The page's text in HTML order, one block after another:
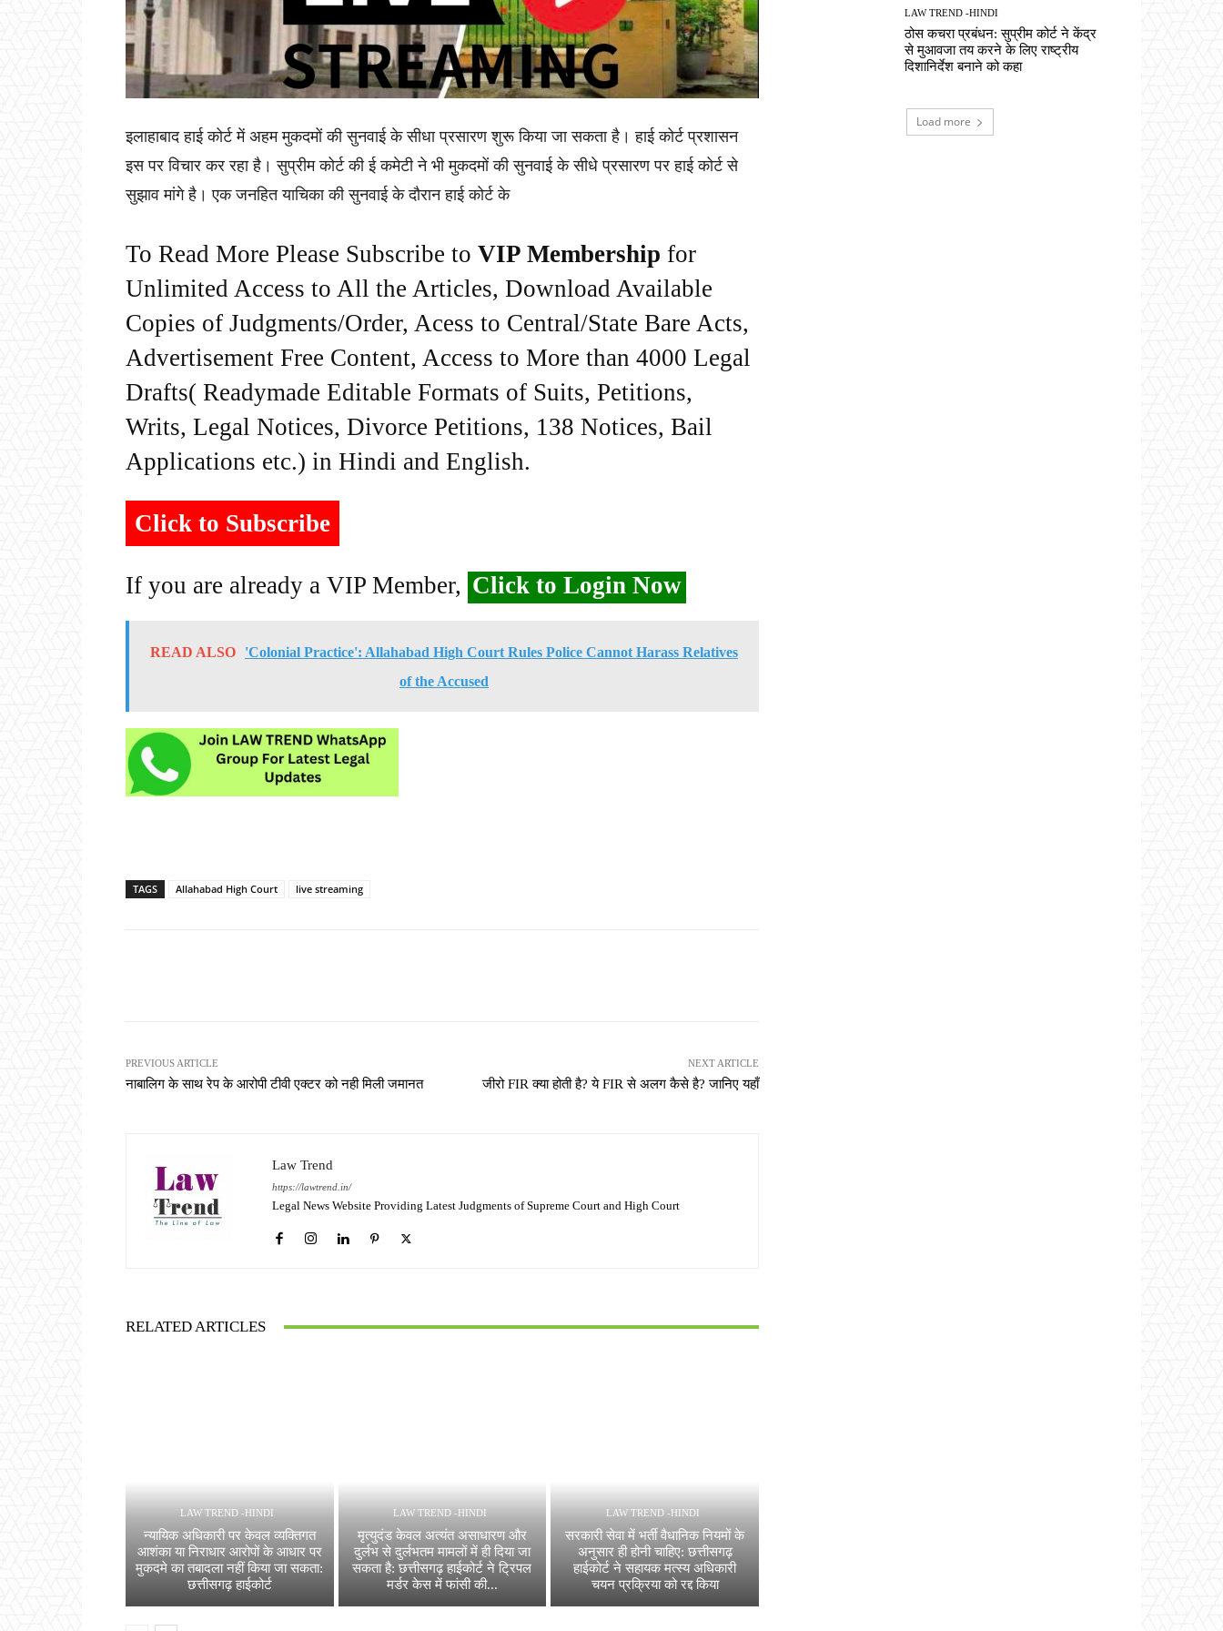
इलाहाबाद हाई कोर्ट में अहम मुकदमों की सुनवाई के सीधा प्रसारण शुरू किया जा सकता है। हाई कोर्ट प्रशासन
इस पर विचार कर रहा है। सुप्रीम कोर्ट की ई कमेटी ने भी मुकदमों की सुनवाई के सीधे प्रसारण पर हाई कोर्ट से
सुझाव मांगे है। एक जनहित याचिका की सुनवाई के दौरान हाई कोर्ट के
To Read More Please Subscribe to VIP Membership for
Unlimited Access to All the Articles, Download Available
Copies of Judgments/Order, Acess to Central/State Bare Acts,
Advertisement Free Content, Access to More than 4000 Legal
Drafts( Readymade Editable Formats of Suits, Petitions,
Writs, Legal Notices, Divorce Petitions, 138 Notices, Bail
Applications etc.) in Hindi and English.
Click to Subscribe
If you are already a VIP Member, Click to Login Now
READ ALSO
'Colonial Practice': Allahabad High Court Rules Police Cannot Harass Relatives
of the Accused
TAGS Allahabad High Court live streaming
PREVIOUS ARTICLE
नाबालिग के साथ रेप के आरोपी टीवी एक्टर को नही मिली जमानत
NEXT ARTICLE
जीरो FIR क्या होती है? ये FIR से अलग कैसे है? जानिए यहाँ
Law Trend
https://lawtrend.in/
Legal News Website Providing Latest Judgments of Supreme Court and High Court
RELATED ARTICLES
LAW TREND -HINDI
न्यायिक अधिकारी पर केवल व्यक्तिगत
आशंका या निराधार आरोपों के आधार पर
मुकदमे का तबादला नहीं किया जा सकता:
छत्तीसगढ़ हाईकोर्ट
LAW TREND -HINDI
मृत्युदंड केवल अत्यंत असाधारण और
दुर्लभ से दुर्लभतम मामलों में ही दिया जा
सकता है: छत्तीसगढ़ हाईकोर्ट ने ट्रिपल
मर्डर केस में फांसी की...
LAW TREND -HINDI
सरकारी सेवा में भर्ती वैधानिक नियमों के
अनुसार ही होनी चाहिए: छत्तीसगढ़
हाईकोर्ट ने सहायक मत्स्य अधिकारी
चयन प्रक्रिया को रद्द किया
LAW TREND -HINDI
ठोस कचरा प्रबंधन: सुप्रीम कोर्ट ने केंद्र
से मुआवजा तय करने के लिए राष्ट्रीय
दिशानिर्देश बनाने को कहा
Load more